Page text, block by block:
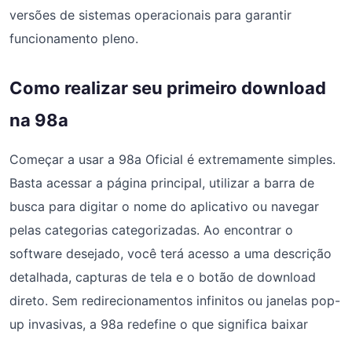
versões de sistemas operacionais para garantir
funcionamento pleno.
Como realizar seu primeiro download
na 98a
Começar a usar a 98a Oficial é extremamente simples.
Basta acessar a página principal, utilizar a barra de
busca para digitar o nome do aplicativo ou navegar
pelas categorias categorizadas. Ao encontrar o
software desejado, você terá acesso a uma descrição
detalhada, capturas de tela e o botão de download
direto. Sem redirecionamentos infinitos ou janelas pop-
up invasivas, a 98a redefine o que significa baixar